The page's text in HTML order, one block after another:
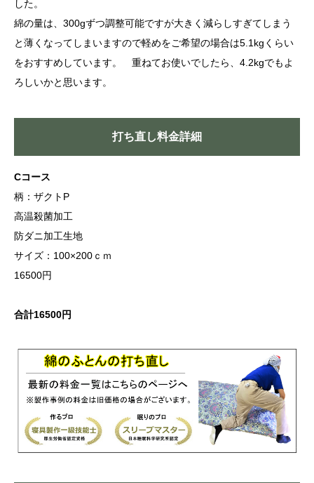
した。
綿の量は、300gずつ調整可能ですが大きく減らしすぎてしまう
と薄くなってしまいますので軽めをご希望の場合は5.1kgくらい
をおすすめしています。 重ねてお使いでしたら、4.2kgでもよ
ろしいかと思います。
打ち直し料金詳細
Cコース
柄：ザクトP
高温殺菌加工
防ダニ加工生地
サイズ：100×200ｃｍ
16500円
合計16500円